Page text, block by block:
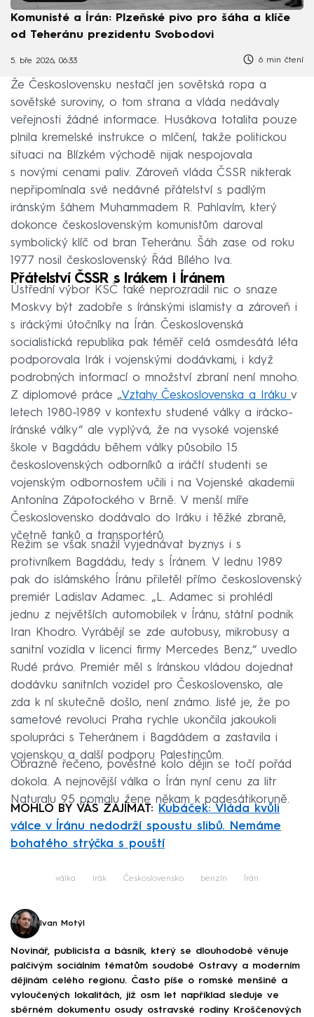
Komunisté a Írán: Plzeňské pivo pro šáha a klíče
od Teheránu prezidentu Svobodovi
5. bře 2026, 06:33 6 min čtení
Že Československu nestačí jen sovětská ropa a
sovětské suroviny, o tom strana a vláda nedávaly
veřejnosti žádné informace. Husákova totalita pouze
plnila kremelské instrukce o mlčení, takže politickou
situaci na Blízkém východě nijak nespojovala
s novými cenami paliv. Zároveň vláda ČSSR nikterak
nepřipomínala své nedávné přátelství s padlým
iránským šáhem Muhammadem R. Pahlavím, který
dokonce československým komunistům daroval
symbolický klíč od bran Teheránu. Šáh zase od roku
1977 nosil československý Řád Bílého lva.
Přátelství ČSSR s Irákem i Íránem
Ústřední výbor KSČ také neprozradil nic o snaze
Moskvy být zadobře s íránskými islamisty a zároveň i
s iráckými útočníky na Írán. Československá
socialistická republika pak téměř celá osmdesátá léta
podporovala Irák i vojenskými dodávkami, i když
podrobných informací o množství zbraní není mnoho.
Z diplomové práce „Vztahy Československa a Iráku v
letech 1980-1989 v kontextu studené války a irácko-
íránské války“ ale vyplývá, že na vysoké vojenské
škole v Bagdádu během války působilo 15
československých odborníků a iráčtí studenti se
vojenským odbornostem učili i na Vojenské akademii
Antonína Zápotockého v Brně. V menší míře
Československo dodávalo do Iráku i těžké zbraně,
včetně tanků a transportérů.
Režim se však snažil vyjednávat byznys i s
protivníkem Bagdádu, tedy s Íránem. V lednu 1989
pak do islámského Íránu přiletěl přímo československý
premiér Ladislav Adamec. „L. Adamec si prohlédl
jednu z největších automobilek v Íránu, státní podnik
Iran Khodro. Vyrábějí se zde autobusy, mikrobusy a
sanitní vozidla v licenci firmy Mercedes Benz,“ uvedlo
Rudé právo. Premiér měl s íránskou vládou dojednat
dodávku sanitních vozidel pro Československo, ale
zda k ní skutečně došlo, není známo. Jisté je, že po
sametové revoluci Praha rychle ukončila jakoukoli
spolupráci s Teheránem i Bagdádem a zastavila i
vojenskou a další podporu Palestincům.
Obrazně řečeno, pověstné kolo dějin se točí pořád
dokola. A nejnovější válka o Írán nyní cenu za litr
Naturalu 95 pomalu žene někam k padesátikoruně.
MOHLO BY VÁS ZAJÍMAT:
Kubáček: Vláda kvůli
válce v Íránu nedodrží spoustu slibů. Nemáme
bohatého strýčka s pouští
válka Irák Československo benzín Írán
Ivan Motýl
Novinář, publicista a básník, který se dlouhodobě věnuje
palčivým sociálním tématům soudobé Ostravy a moderním
dějinám celého regionu. Často píše o romské menšině a
vyloučených lokalitách, již osm let například sleduje ve
sběrném dokumentu osudy ostravské rodiny Kroščenových